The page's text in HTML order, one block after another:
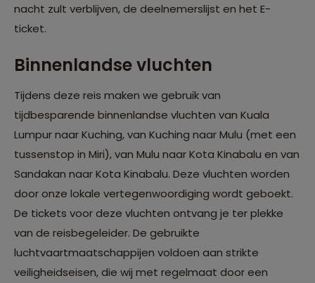
nacht zult verblijven, de deelnemerslijst en het E-
ticket.
Binnenlandse vluchten
Tijdens deze reis maken we gebruik van
tijdbesparende binnenlandse vluchten van Kuala
Lumpur naar Kuching, van Kuching naar Mulu (met een
tussenstop in Miri), van Mulu naar Kota Kinabalu en van
Sandakan naar Kota Kinabalu. Deze vluchten worden
door onze lokale vertegenwoordiging wordt geboekt.
De tickets voor deze vluchten ontvang je ter plekke
van de reisbegeleider. De gebruikte
luchtvaartmaatschappijen voldoen aan strikte
veiligheidseisen, die wij met regelmaat door een